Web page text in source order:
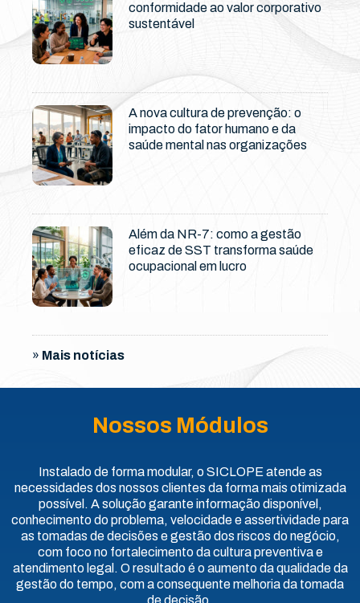
conformidade ao valor corporativo
sustentável
A nova cultura de prevenção: o
impacto do fator humano e da
saúde mental nas organizações
Além da NR-7: como a gestão
eficaz de SST transforma saúde
ocupacional em lucro
» Mais notícias
Nossos Módulos
Instalado de forma modular, o SICLOPE atende as
necessidades dos nossos clientes da forma mais otimizada
possível. A solução garante informação disponível,
conhecimento do problema, velocidade e assertividade para
as tomadas de decisões e gestão dos riscos do negócio,
com foco no fortalecimento da cultura preventiva e
atendimento legal. O resultado é o aumento da qualidade da
gestão do tempo, com a consequente melhoria da tomada
de decisão.